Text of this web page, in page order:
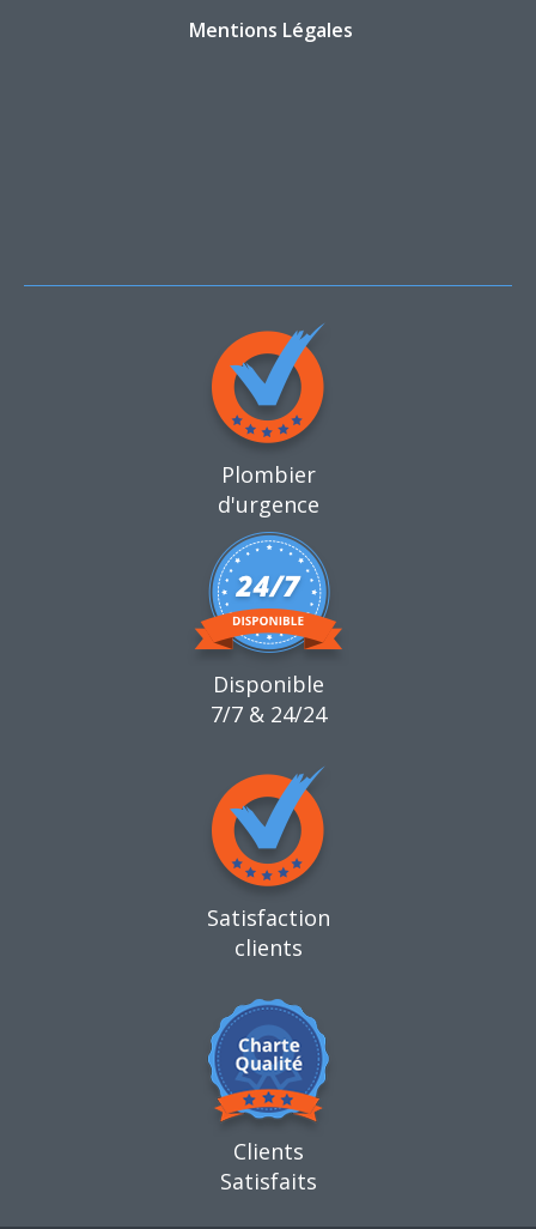
Mentions Légales
Plombier
d'urgence
Disponible
7/7 & 24/24
Satisfaction
clients
Clients
Satisfaits